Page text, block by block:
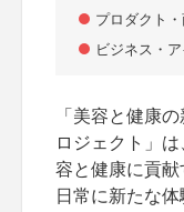
プロダクト
ビジネス・
「美容と健康
ロジェクト」
容と健康に貢献
日常に新たな